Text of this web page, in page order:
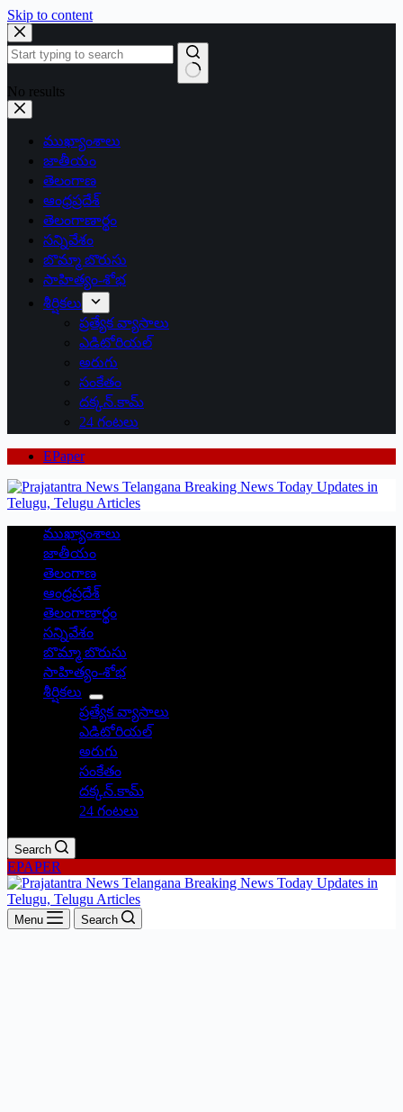
Skip to content
No results
ముఖ్యాంశాలు
జాతీయం
తెలంగాణ
ఆంధ్రప్రదేశ్
తెలంగాణార్థం
సన్నివేశం
బొమ్మా బొరుసు
సాహిత్యం-శోభ
శీర్షికలు
ప్రత్యేక వ్యాసాలు
ఎడిటోరియల్
అరుగు
సంకేతం
దక్కన్.కామ్
24 గంటలు
EPaper
ముఖ్యాంశాలు
జాతీయం
తెలంగాణ
ఆంధ్రప్రదేశ్
తెలంగాణార్థం
సన్నివేశం
బొమ్మా బొరుసు
సాహిత్యం-శోభ
శీర్షికలు
ప్రత్యేక వ్యాసాలు
ఎడిటోరియల్
అరుగు
సంకేతం
దక్కన్.కామ్
24 గంటలు
Search
EPAPER
Menu Search